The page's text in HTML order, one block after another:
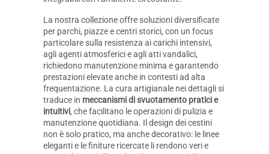
La nostra collezione offre soluzioni diversificate
per parchi, piazze e centri storici, con un focus
particolare sulla resistenza ai carichi intensivi,
agli agenti atmosferici e agli atti vandalici,
richiedono manutenzione minima e garantendo
prestazioni elevate anche in contesti ad alta
frequentazione. La cura artigianale nei dettagli si
traduce in meccanismi di svuotamento pratici e
intuitivi, che facilitano le operazioni di pulizia e
manutenzione quotidiana. Il design dei cestini
non è solo pratico, ma anche decorativo: le linee
eleganti e le finiture ricercate li rendono veri e